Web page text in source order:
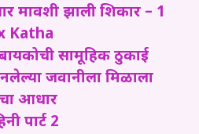
मावशी झाली शिकार – 1
Katha
बायकोची सामूहिक ठुकाई
जवानीला मिळाला
आधार
पार्ट 2